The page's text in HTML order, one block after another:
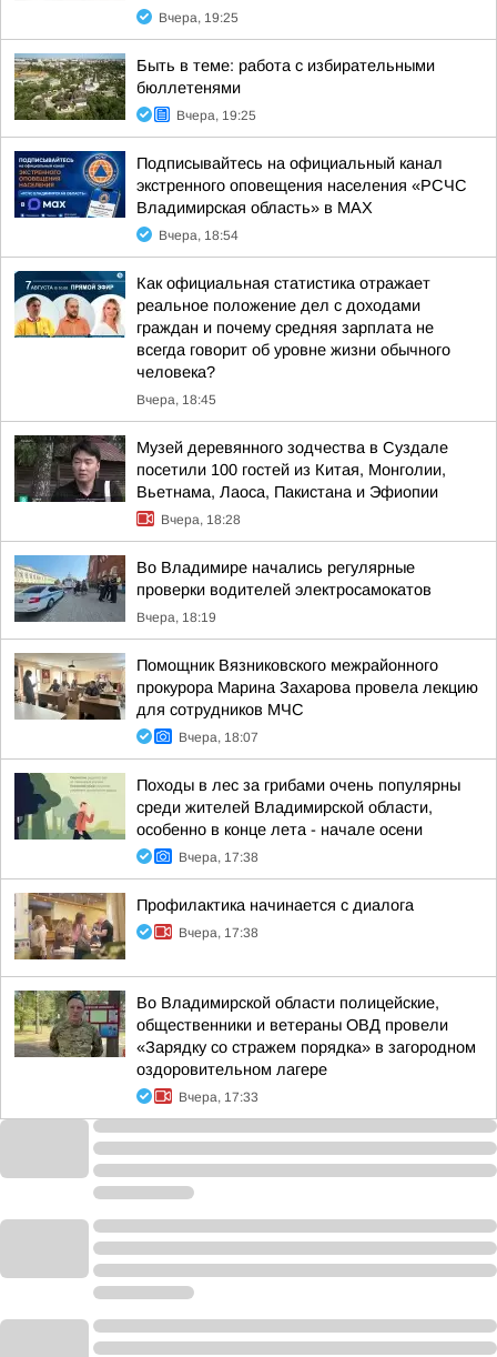
Вчера, 19:25
Быть в теме: работа с избирательными
бюллетенями
Вчера, 19:25
Подписывайтесь на официальный канал
экстренного оповещения населения «РСЧС
Владимирская область» в МАХ
Вчера, 18:54
Как официальная статистика отражает
реальное положение дел с доходами
граждан и почему средняя зарплата не
всегда говорит об уровне жизни обычного
человека?
Вчера, 18:45
Музей деревянного зодчества в Суздале
посетили 100 гостей из Китая, Монголии,
Вьетнама, Лаоса, Пакистана и Эфиопии
Вчера, 18:28
Во Владимире начались регулярные
проверки водителей электросамокатов
Вчера, 18:19
Помощник Вязниковского межрайонного
прокурора Марина Захарова провела лекцию
для сотрудников МЧС
Вчера, 18:07
Походы в лес за грибами очень популярны
среди жителей Владимирской области,
особенно в конце лета - начале осени
Вчера, 17:38
Профилактика начинается с диалога
Вчера, 17:38
Во Владимирской области полицейские,
общественники и ветераны ОВД провели
«Зарядку со стражем порядка» в загородном
оздоровительном лагере
Вчера, 17:33